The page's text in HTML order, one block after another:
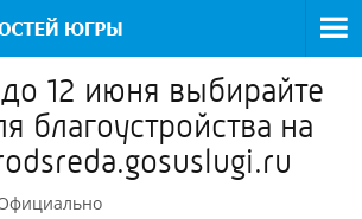
12 июня выбирайте
благоустройства на